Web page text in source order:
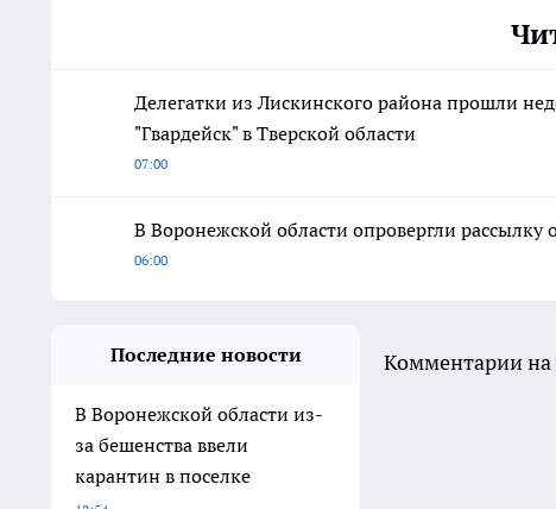
Делегатки из Лискинского района прошли
"Гвардейск" в Тверской области
07:00
В Воронежской области опровергли
06:00
Последние новости
В Воронежской области из-
за бешенства ввели
карантин в поселке
Комментарии на